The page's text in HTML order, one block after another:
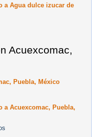
a Agua dulce izucar de
Acuexcomac,
Puebla, México
a Acuexcomac, Puebla,